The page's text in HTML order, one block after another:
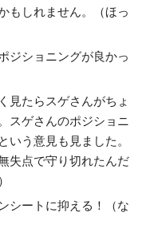
もしれません。（ほっ
ジショニングが良かっ
見たらスゲさんがちょ
スゲさんのポジショニ
う意見も見ました。
失点で守り切れたんだ
シートに抑える！（な